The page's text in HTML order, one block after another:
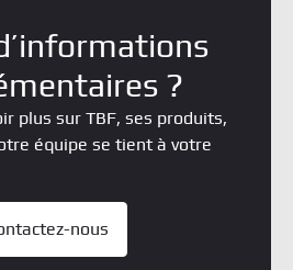
?
plus sur TBF, ses produits,
équipe se tient à votre
nous